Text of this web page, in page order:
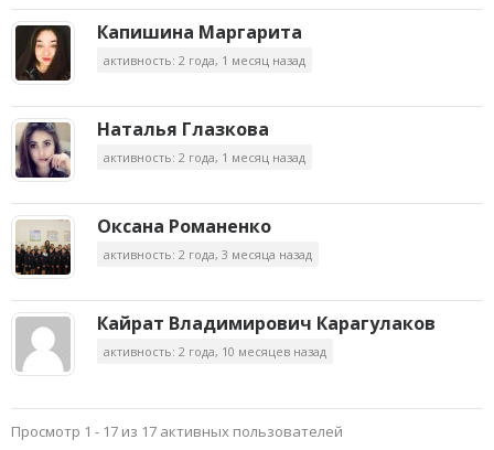
Капишина Маргарита
активность: 2 года, 1 месяц назад
Наталья Глазкова
активность: 2 года, 1 месяц назад
Оксана Романенко
активность: 2 года, 3 месяца назад
Кайрат Владимирович Карагулаков
активность: 2 года, 10 месяцев назад
Просмотр 1 - 17 из 17 активных пользователей